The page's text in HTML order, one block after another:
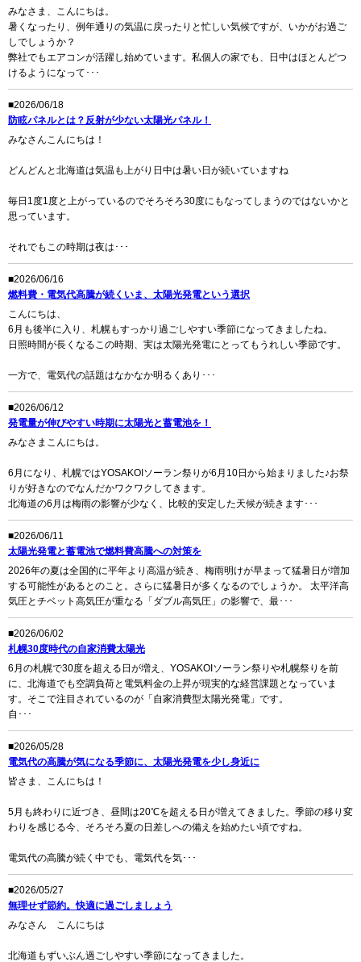
みなさま、こんにちは。
暑くなったり、例年通りの気温に戻ったりと忙しい気候ですが、いかがお過ご
しでしょうか？
弊社でもエアコンが活躍し始めています。私個人の家でも、日中はほとんどつ
けるようになって･･･
■2026/06/18
防眩パネルとは？反射が少ない太陽光パネル！
みなさんこんにちは！
どんどんと北海道は気温も上がり日中は暑い日が続いていますね
毎日1度1度と上がっているのでそろそろ30度にもなってしまうのではないかと
思っています。
それでもこの時期は夜は･･･
■2026/06/16
燃料費・電気代高騰が続くいま、太陽光発電という選択
こんにちは、
6月も後半に入り、札幌もすっかり過ごしやすい季節になってきましたね。
日照時間が長くなるこの時期、実は太陽光発電にとってもうれしい季節です。
一方で、電気代の話題はなかなか明るくあり･･･
■2026/06/12
発電量が伸びやすい時期に太陽光と蓄電池を！
みなさまこんにちは。
6月になり、札幌ではYOSAKOIソーラン祭りが6月10日から始まりました♪お祭
りが好きなのでなんだかワクワクしてきます。
北海道の6月は梅雨の影響が少なく、比較的安定した天候が続きます･･･
■2026/06/11
太陽光発電と蓄電池で燃料費高騰への対策を
2026年の夏は全国的に平年より高温が続き、梅雨明けが早まって猛暑日が増加
する可能性があるとのこと。さらに猛暑日が多くなるのでしょうか。 太平洋高
気圧とチベット高気圧が重なる「ダブル高気圧」の影響で、最･･･
■2026/06/02
札幌30度時代の自家消費太陽光
6月の札幌で30度を超える日が増え、YOSAKOIソーラン祭りや札幌祭りを前
に、北海道でも空調負荷と電気料金の上昇が現実的な経営課題となっていま
す。そこで注目されているのが「自家消費型太陽光発電」です。
自･･･
■2026/05/28
電気代の高騰が気になる季節に、太陽光発電を少し身近に
皆さま、こんにちは！
5月も終わりに近づき、昼間は20℃を超える日が増えてきました。季節の移り変
わりを感じる今、そろそろ夏の日差しへの備えを始めたい頃ですね。
電気代の高騰が続く中でも、電気代を気･･･
■2026/05/27
無理せず節約。快適に過ごしましょう
みなさん こんにちは
北海道もずいぶん過ごしやすい季節になってきました。